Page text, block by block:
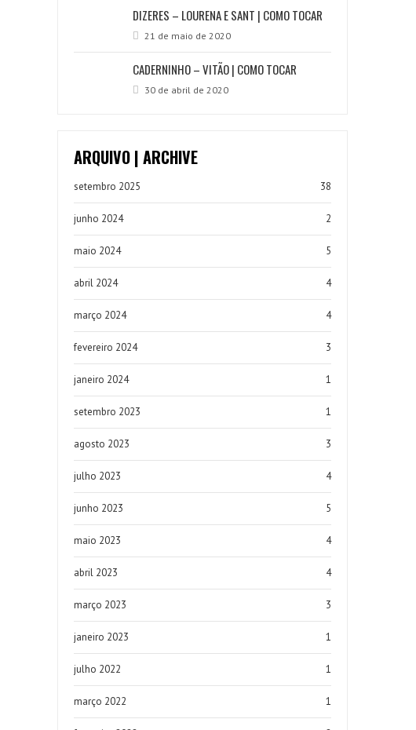
DIZERES – LOURENA E SANT | COMO TOCAR
21 de maio de 2020
CADERNINHO – VITÃO | COMO TOCAR
30 de abril de 2020
ARQUIVO | ARCHIVE
setembro 2025 38
junho 2024 2
maio 2024 5
abril 2024 4
março 2024 4
fevereiro 2024 3
janeiro 2024 1
setembro 2023 1
agosto 2023 3
julho 2023 4
junho 2023 5
maio 2023 4
abril 2023 4
março 2023 3
janeiro 2023 1
julho 2022 1
março 2022 1